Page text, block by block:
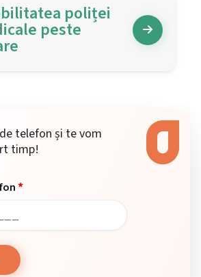
poliței
peste
telefon și te vom
timp!
*